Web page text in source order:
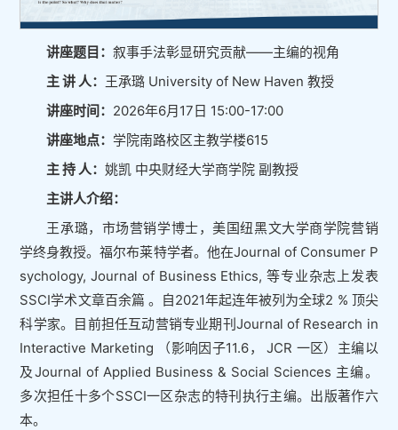
讲座题目：叙事手法彰显研究贡献——主编的视角
主 讲 人： 王承璐 University of New Haven 教授
讲座时间： 2026年6月17日 15:00-17:00
讲座地点： 学院南路校区主教学楼615
主 持 人：姚凯 中央财经大学商学院 副教授
主讲人介绍：
王承璐，市场营销学博士，美国纽黑文大学商学院营销
学终身教授。福尔布莱特学者。他在Journal of Consumer P
sychology, Journal of Business Ethics, 等专业杂志上发表
SSCI学术文章百余篇 。自2021年起连年被列为全球2 % 顶尖
科学家。目前担任互动营销专业期刊Journal of Research in
Interactive Marketing （影响因子11.6， JCR 一区）主编以
及Journal of Applied Business & Social Sciences 主编。
多次担任十多个SSCI一区杂志的特刊执行主编。出版著作六
本。